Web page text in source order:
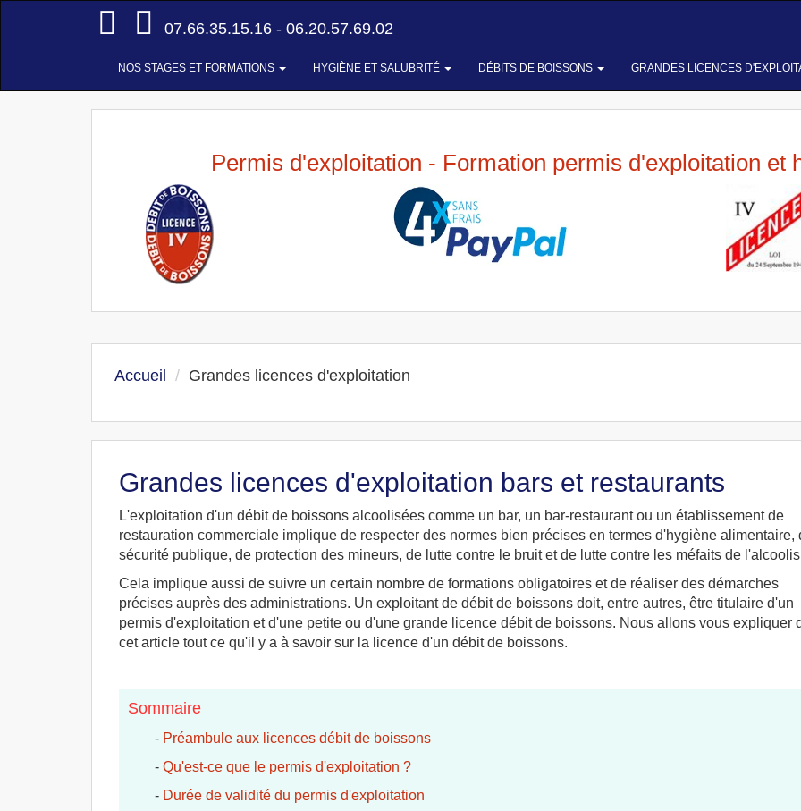
Accueil
07.66.35.15.16 - 06.20.57.69.02
NOS STAGES ET FORMATIONS HYGIÈNE ET SALUBRITÉ DÉBITS DE BOISSONS GRANDES LICENCES
Permis d'exploitation - Formation permis d'exploitation et
Accueil Grandes licences d'exploitation
Grandes licences d'exploitation bars et restaurants
L'exploitation d'un débit de boissons alcoolisées comme un bar, un bar-restaurant ou un établissement de
restauration commerciale implique de respecter des normes bien précises en termes d'hygiène alimentaire,
sécurité publique, de protection des mineurs, de lutte contre le bruit et de lutte contre les méfaits de
Cela implique aussi de suivre un certain nombre de formations obligatoires et de réaliser des démarches
précises auprès des administrations. Un exploitant de débit de boissons doit, entre autres, être titulaire d'un
permis d'exploitation et d'une petite ou d'une grande licence débit de boissons. Nous allons vous expliquer
cet article tout ce qu'il y a à savoir sur la licence d'un débit de boissons.
Sommaire
- Préambule aux licences débit de boissons
- Qu'est-ce que le permis d'exploitation ?
- Durée de validité du permis d'exploitation